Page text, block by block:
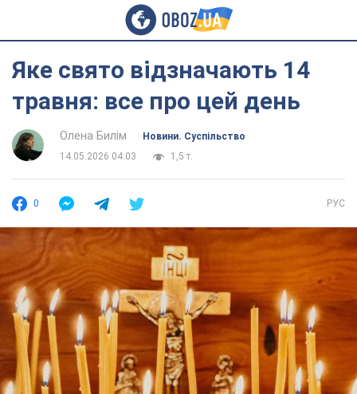
Яке свято відзначають 14
травня: все про цей день
Олена Билім
Новини. Суспільство
14.05.2026 04:03
1,5 т.
0 РУС